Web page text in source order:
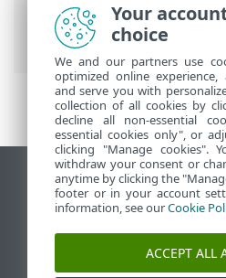
クセス保護>URLアド
トの作成
デスクトップサイトの表
End of Life
ESETナレッジベース
ESETフォーラム
Your
choice
We and our partners use
optimized online
and serve you with
collection of all cookies by
decline all non-essential
essential cookies only", or
clicking "Manage cookies".
withdraw your consent or
anytime by clicking the
footer or in your account
information, see ourCookie
ACCEPT ALL